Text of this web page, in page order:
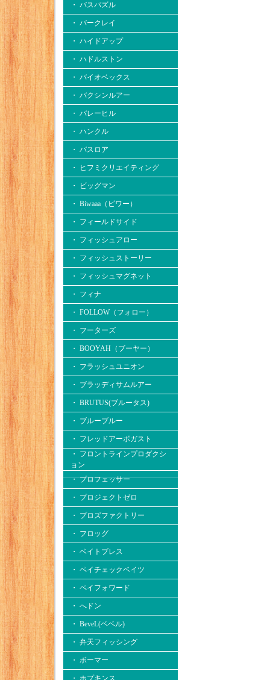
・ バスパズル
・ バークレイ
・ ハイドアップ
・ ハドルストン
・ バイオベックス
・ バクシンルアー
・ バレーヒル
・ ハンクル
・ バスロア
・ ヒフミクリエイティング
・ ビッグマン
・ Biwaaa（ビワー）
・ フィールドサイド
・ フィッシュアロー
・ フィッシュストーリー
・ フィッシュマグネット
・ フィナ
・ FOLLOW（フォロー）
・ フーターズ
・ BOOYAH（ブーヤー）
・ フラッシュユニオン
・ ブラッディサムルアー
・ BRUTUS(ブルータス)
・ ブルーブルー
・ フレッドアーボガスト
・ フロントラインプロダクシ
ョン
・ プロフェッサー
・ プロジェクトゼロ
・ プロズファクトリー
・ フロッグ
・ ベイトブレス
・ ペイチェックベイツ
・ ペイフォワード
・ へドン
・ BeveL(ベベル)
・ 弁天フィッシング
・ ボーマー
・ ホプキンス